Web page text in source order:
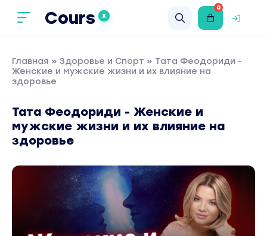
Cours X
0
Главная » Здоровье и Спорт » Тата Феодориди -
Женские и мужские жизни и их влияние на
здоровье
Тата Феодориди - Женские и
мужские жизни и их влияние на
здоровье